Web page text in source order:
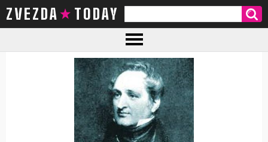
ZVEZDA TODAY